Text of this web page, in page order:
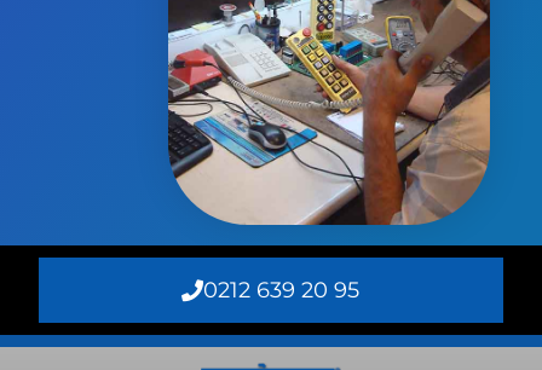
0212 639 20 95